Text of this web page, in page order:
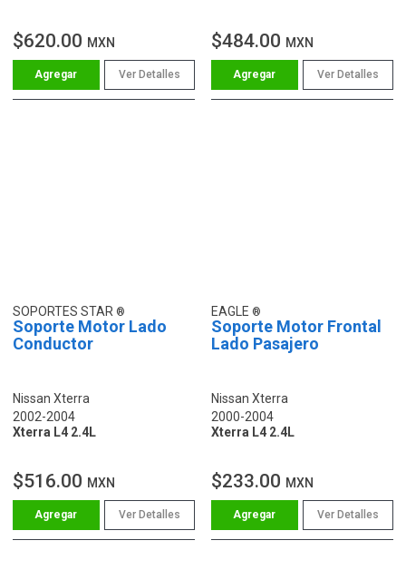
$620.00 MXN
Ver Detalles
$484.00 MXN
Ver Detalles
SOPORTES STAR
Soporte Motor Lado
Conductor
Nissan Xterra
2002-2004
Xterra L4 2.4L
$516.00 MXN
Ver Detalles
EAGLE
Soporte Motor Frontal
Lado Pasajero
Nissan Xterra
2000-2004
Xterra L4 2.4L
$233.00 MXN
Ver Detalles